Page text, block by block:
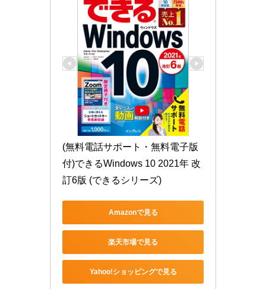
(無料電話サポート・無料電子版
付)できるWindows 10 2021年 改
訂6版 (できるシリーズ)
Amazonで見る
楽天市場で見る
Yahoo!ショッピングで見る